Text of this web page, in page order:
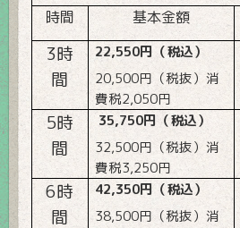
時間 基本金額
3時
間
22,550円（税込）
20,500円（税抜）消
費税2,050円
5時
間
35,750円（税込）
32,500円（税抜）消
費税3,250円
6時
間
42,350円（税込）
38,500円（税抜）消